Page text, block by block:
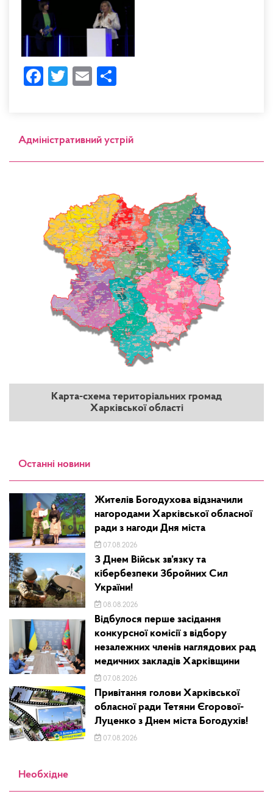
Facebook
Twitter
Email
Адміністративний устрій
Карта-схема територіальних громад
Харківської області
Останні новини
Жителів Богодухова відзначили
нагородами Харківської обласної
ради з нагоди Дня міста
07.08.2026
З Днем Військ зв’язку та
кібербезпеки Збройних Сил
України!
08.08.2026
Відбулося перше засідання
конкурсної комісії з відбору
незалежних членів наглядових рад
медичних закладів Харківщини
07.08.2026
Привітання голови Харківської
обласної ради Тетяни Єгорової-
Луценко з Днем міста Богодухів!
07.08.2026
Необхідне